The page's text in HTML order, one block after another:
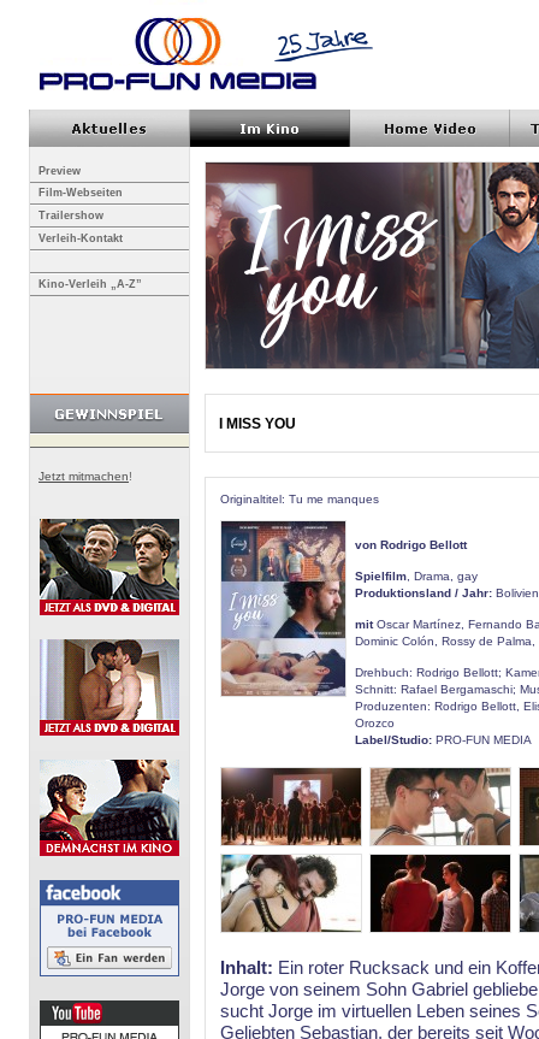
Preview
Film-Webseiten
Trailershow
Verleih-Kontakt
Kino-Verleih „A-Z”
Jetzt mitmachen!
I MISS YOU
Originaltitel: Tu me manques
von Rodrigo Bellott
Spielfilm , Drama, gay
Produktionsland / Jahr:
mitOscar Martínez, Fernando
Dominic Colón, Rossy de
Drehbuch: Rodrigo Bellott;
Schnitt: Rafael Bergamaschi;
Produzenten: Rodrigo Bellott,
Orozco
Label/Studio: PRO-FUN MEDIA
Inhalt: Ein roter Rucksack und ein
Jorge von seinem Sohn Gabriel
sucht Jorge im virtuellen Leben seines
Geliebten Sebastian, der bereits seit